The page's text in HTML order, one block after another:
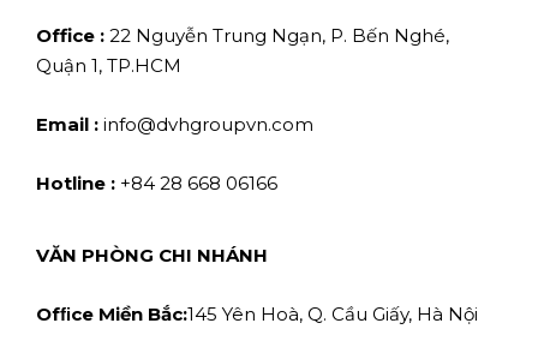
Office :22 Nguyễn Trung Ngạn, P. Bến Nghé,
Quận 1, TP.HCM
Email :info@dvhgroupvn.com
Hotline :+84 28 668 06166
VĂN PHÒNG CHI NHÁNH
Ofﬁce Miền Bắc:145 Yên Hoà, Q. Cầu Giấy, Hà Nội